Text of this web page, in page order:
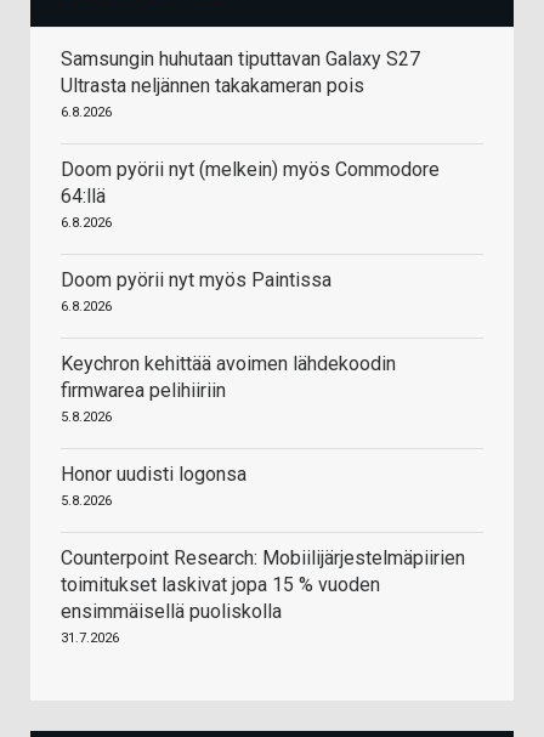
Samsungin huhutaan tiputtavan Galaxy S27
Ultrasta neljännen takakameran pois
6.8.2026
Doom pyörii nyt (melkein) myös Commodore
64:llä
6.8.2026
Doom pyörii nyt myös Paintissa
6.8.2026
Keychron kehittää avoimen lähdekoodin
firmwarea pelihiiriin
5.8.2026
Honor uudisti logonsa
5.8.2026
Counterpoint Research: Mobiilijärjestelmäpiirien
toimitukset laskivat jopa 15 % vuoden
ensimmäisellä puoliskolla
31.7.2026